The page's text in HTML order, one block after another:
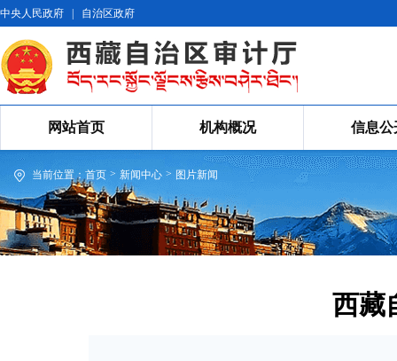
中央人民政府 自治区政府
网站首页 机构概况 信息公
当前位置： 首页 > 新闻中心 > 图片新闻
西藏